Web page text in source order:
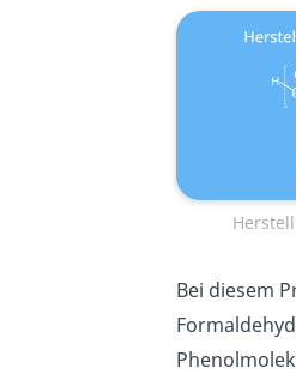
Bei diesem